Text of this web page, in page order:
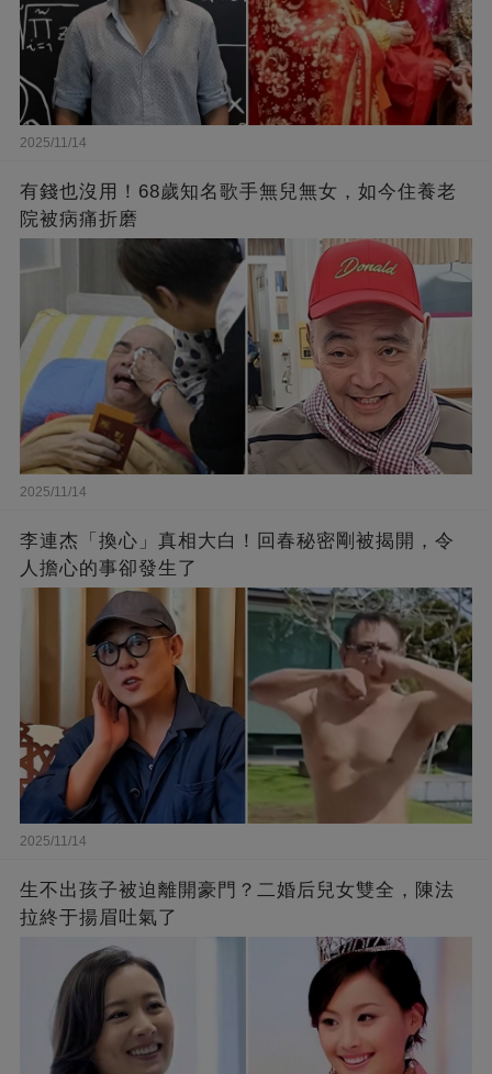
2025/11/14
有錢也沒用！68歲知名歌手無兒無女，如今住養老
院被病痛折磨
2025/11/14
李連杰「換心」真相大白！回春秘密剛被揭開，令
人擔心的事卻發生了
2025/11/14
生不出孩子被迫離開豪門？二婚后兒女雙全，陳法
拉終于揚眉吐氣了